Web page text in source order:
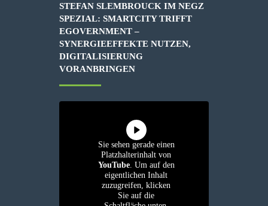
STEFAN SLEMBROUCK IM NEGZ
SPEZIAL: SMARTCITY TRIFFT
EGOVERNMENT –
SYNERGIEEFFEKTE NUTZEN,
DIGITALISIERUNG
VORANBRINGEN
Sie sehen gerade einen
Platzhalterinhalt von
YouTube. Um auf den
eigentlichen Inhalt
zuzugreifen, klicken
Sie auf die